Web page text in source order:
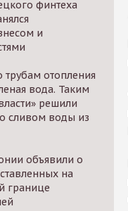
финтеха
и
трубам отопления
вода. Таким
решили
сливом воды из
объявили о
на
границе